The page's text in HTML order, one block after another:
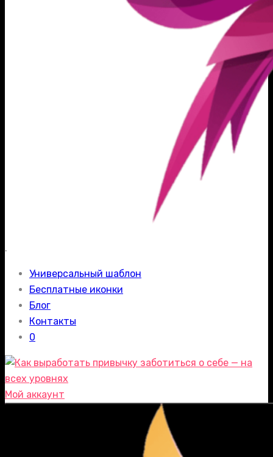
.
Универсальный шаблон
Бесплатные иконки
Блог
Контакты
0
Мой аккаунт